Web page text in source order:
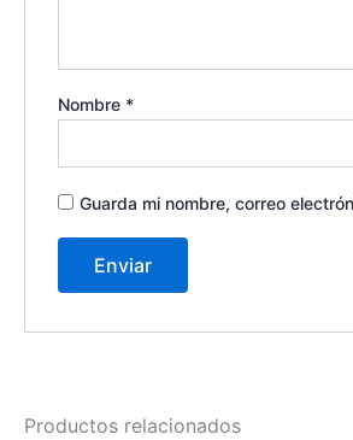
Nombre *
Guarda mi nombre, correo
Productos relacionados